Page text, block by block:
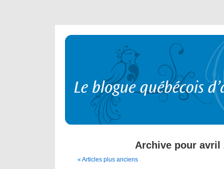
Archive pour avril
« Articles plus anciens